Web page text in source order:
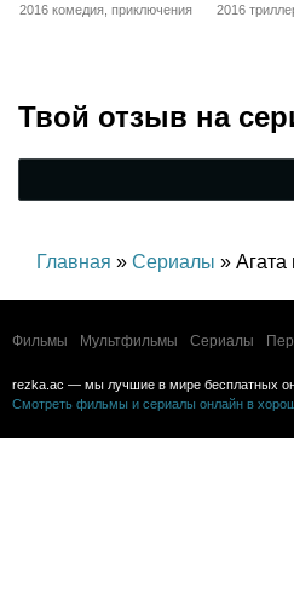
2016 комедия, приключения
2016
Твой отзыв на
Главная » Сериалы » Агата
Фильмы Мультфильмы Сериалы
rezka.ac — мы лучшие в мире бесплатных
Смотреть фильмы и сериалы онлайн в